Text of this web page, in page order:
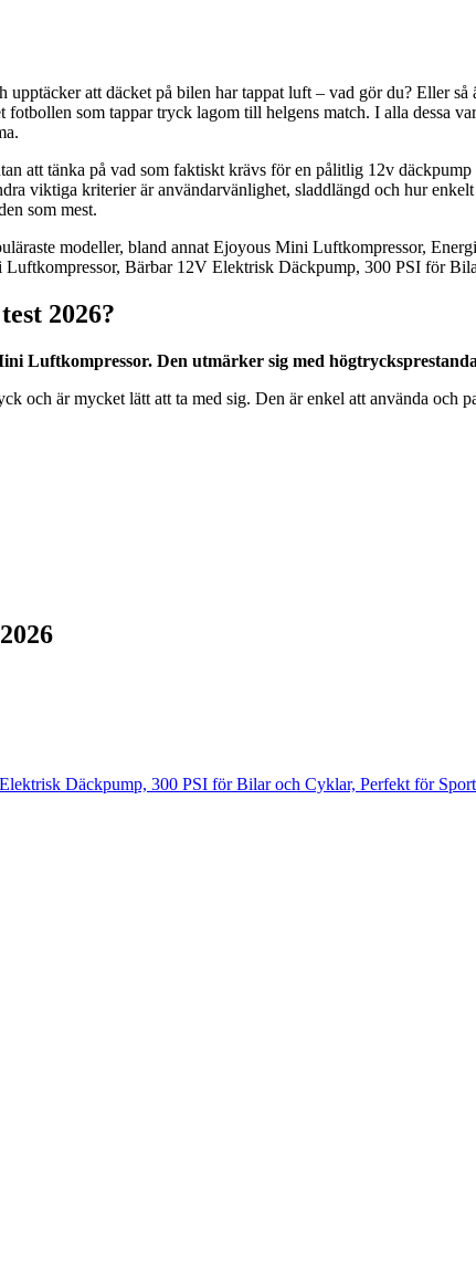
att däcket på bilen har tappat luft – vad gör du? Eller
fotbollen som tappar tryck lagom till helgens match. I alla dessa
att tänka på vad som faktiskt krävs för en pålitlig 12v
viktiga kriterier är användarvänlighet, sladdlängd och hur
som mest.
modeller, bland annat Ejoyous Mini Luftkompressor,
Bärbar 12V Elektrisk Däckpump, 300 PSI för
2026?
Luftkompressor. Den utmärker sig med
och är mycket lätt att ta med sig. Den är enkel att använda och
Däckpump, 300 PSI för Bilar och Cyklar, Perfekt för